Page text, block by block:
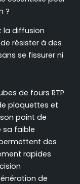
?
la diffusion
résister à des
se fissurer ni
de fours RTP
plaquettes et
point de
sa faible
des
rapides
de